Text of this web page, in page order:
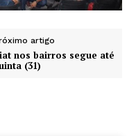
artigo
nos bairros segue até
(31)